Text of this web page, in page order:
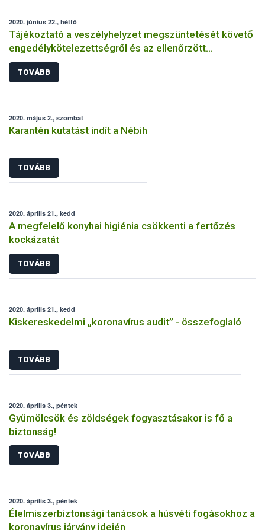
2020. június 22., hétfő
Tájékoztató a veszélyhelyzet megszüntetését követő
engedélykötelezettségről és az ellenőrzött
bejelentés megtételéről
TOVÁBB
2020. május 2., szombat
Karantén kutatást indít a Nébih
TOVÁBB
2020. április 21., kedd
A megfelelő konyhai higiénia csökkenti a fertőzés
kockázatát
TOVÁBB
2020. április 21., kedd
Kiskereskedelmi „koronavírus audit” - összefoglaló
TOVÁBB
2020. április 3., péntek
Gyümölcsök és zöldségek fogyasztásakor is fő a
biztonság!
TOVÁBB
2020. április 3., péntek
Élelmiszerbiztonsági tanácsok a húsvéti fogásokhoz a
koronavírus járvány idején